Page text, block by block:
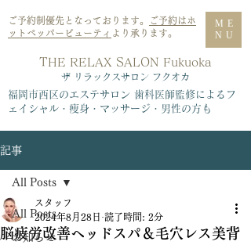
ご予約制優先となっております。
ご予約はホ
ットペッパービューティ より承ります。
THE RELAX SALON Fukuoka
​ザ リラックスサロン フクオカ
福岡市西区のエステサロン 歯科医師監修によるフ
ェイシャル・痩身・マッサージ・男性の方も
ME
NU
記事
All Posts
お知らせ
All Posts
脳疲労改善ヘッドスパ＆毛穴レス美背
スタッフ
2024年8月28日 読了時間: 2分